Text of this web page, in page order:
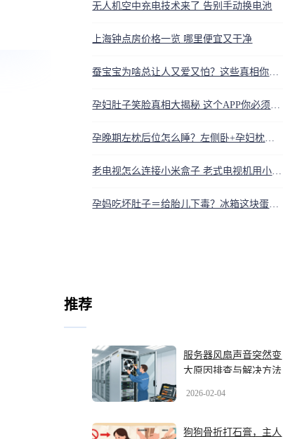
无人机空中充电技术来了 告别手动换电池
上海钟点房价格一览 哪里便宜又干净
蚕宝宝为啥总让人又爱又怕？这些真相你得知道
孕妇肚子笑脸真相大揭秘 这个APP你必须知道
孕晚期左枕后位怎么睡？左侧卧+孕妇枕调整胎位
老电视怎么连接小米盒子 老式电视机用小米盒子教程
孕妈吃坏肚子＝给胎儿下毒？冰箱这块蛋糕，差点要了宝宝的命
推荐
服务器风扇声音突然变
大原因排查与解决方法
2026-02-04
狗狗骨折打石膏，主人